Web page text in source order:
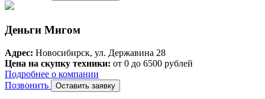
Деньги Мигом
Адрес: Новосибирск, ул. Державина 28
Цена на скупку техники: от 0 до 6500 рублей
Подробнее о компании
Позвонить
Оставить заявку